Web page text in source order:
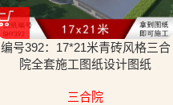
编号392：17*21米青砖风格三合
院全套施工图纸设计图纸
三合院